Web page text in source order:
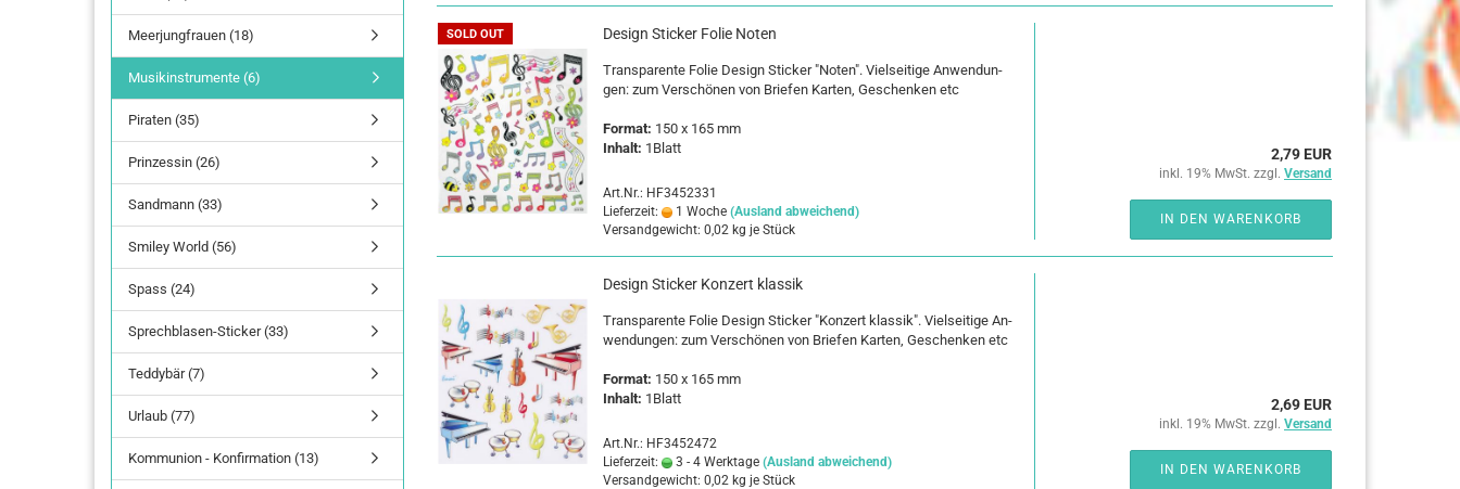
Buchstaben Zahlen
Schriftzug
SOLD OUT De­sign Sti­cker Folie Noten
Trans­pa­ren­te Folie De­sign Sti­cker "Noten". Viel­sei­ti­ge An­wen­dun­
gen: zum Ver­schö­nen von Brie­fen Kar­ten, Ge­schen­ken etc
For­mat: 150 x 165 mm
In­halt: 1Blatt
Art.Nr.: HF3452331
Lieferzeit:
1 Woche (Ausland abweichend)
Versandgewicht: 0,02 kg je Stück
2,79 EUR
inkl. 19% MwSt. zzgl. Versand
IN DEN WARENKORB
De­sign Sti­cker Kon­zert klas­sik
Trans­pa­ren­te Folie De­sign Sti­cker "Kon­zert klas­sik". Viel­sei­ti­ge An­
wen­dun­gen: zum Ver­schö­nen von Brie­fen Kar­ten, Ge­schen­ken etc
For­mat: 150 x 165 mm
In­halt: 1Blatt
Art.Nr.: HF3452472
Lieferzeit:
3 - 4 Werktage (Ausland abweichend)
Versandgewicht: 0,02 kg je Stück
2,69 EUR
inkl. 19% MwSt. zzgl. Versand
IN DEN WARENKORB
Meerjungfrauen (18)
Musikinstrumente (6)
Piraten (35)
Prinzessin (26)
Sandmann (33)
Smiley World (56)
Spass (24)
Sprechblasen-Sticker (33)
Teddybär (7)
Urlaub (77)
Kommunion - Konfirmation (13)